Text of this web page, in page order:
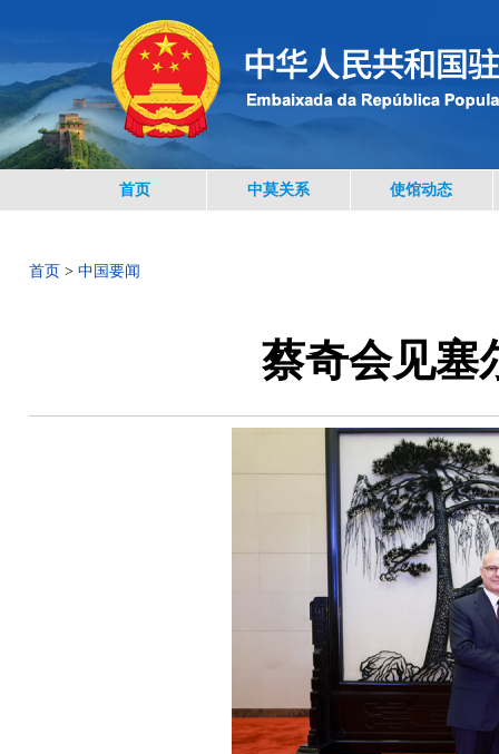
首页 中莫关系 使馆动态
首页 > 中国要闻
蔡奇会见塞